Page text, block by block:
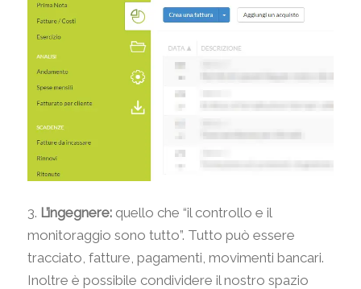
3. L’ingegnere:quello che “il controllo e il
monitoraggio sono tutto”. Tutto può essere
tracciato, fatture, pagamenti, movimenti bancari.
Inoltre è possibile condividere il nostro spazio